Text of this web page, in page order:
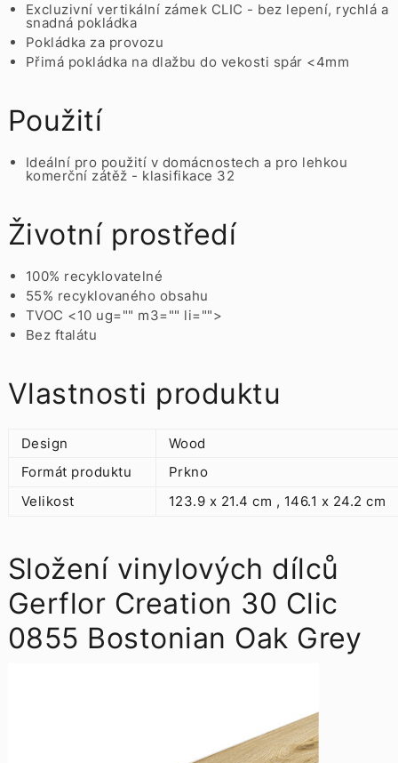
Excluzivní vertikální zámek CLIC - bez lepení, rychlá a
snadná pokládka
Pokládka za provozu
Přimá pokládka na dlažbu do vekosti spár <4mm
Použití
Ideální pro použití v domácnostech a pro lehkou
komerční zátěž - klasifikace 32
Životní prostředí
100% recyklovatelné
55% recyklovaného obsahu
TVOC <10 ug="" m3="" li="">
Bez ftalátu
Vlastnosti produktu
Design
Wood
Formát produktu
Prkno
Velikost
123.9 x 21.4 cm , 146.1 x 24.2 cm
Složení vinylových dílců
Gerflor Creation 30 Clic
0855 Bostonian Oak Grey